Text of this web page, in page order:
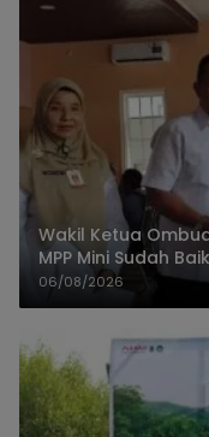
Wakil Ketua
MPP Mini Sudah
06/08/2026